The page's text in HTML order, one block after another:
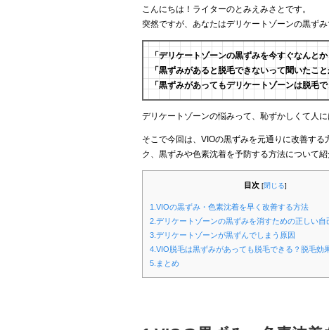
こんにちは！ライターのとみえみさとです。
突然ですが、あなたはデリケートゾーンの黒ず
「デリケートゾーンの黒ずみを今すぐなんと
「黒ずみがあると脱毛できないって聞いたこ
「黒ずみがあってもデリケートゾーンは脱毛で
デリケートゾーンの悩みって、恥ずかしくて人
そこで今回は、VIOの黒ずみを元通りに改善す
ク、黒ずみや色素沈着を予防する方法について紹
目次 [閉じる]
1.VIOの黒ずみ・色素沈着を早く改善する方法
2.デリケートゾーンの黒ずみを消すための正しい自
3.デリケートゾーンが黒ずんでしまう原因
4.VIO脱毛は黒ずみがあっても脱毛できる？脱毛効
5.まとめ